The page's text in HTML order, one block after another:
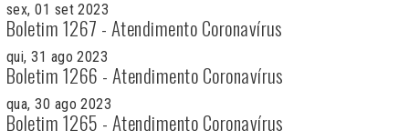
sex, 01 set 2023
Boletim 1267 - Atendimento Coronavírus
qui, 31 ago 2023
Boletim 1266 - Atendimento Coronavírus
qua, 30 ago 2023
Boletim 1265 - Atendimento Coronavírus